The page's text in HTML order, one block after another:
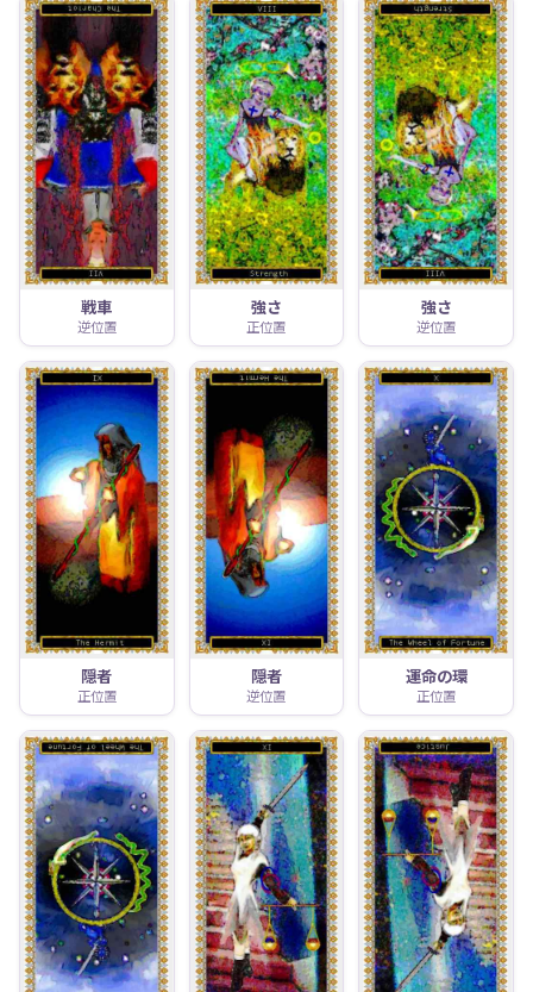
戦車
逆位置
強さ
正位置
強さ
逆位置
隠者
正位置
隠者
逆位置
運命の環
正位置